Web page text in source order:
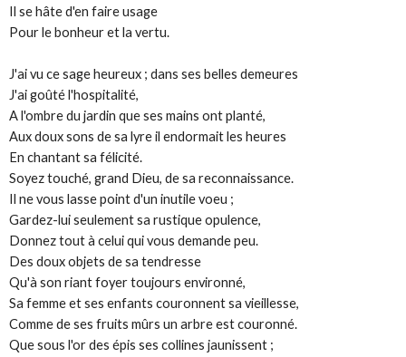
Il se hâte d'en faire usage
Pour le bonheur et la vertu.
J'ai vu ce sage heureux ; dans ses belles demeures
J'ai goûté l'hospitalité,
A l'ombre du jardin que ses mains ont planté,
Aux doux sons de sa lyre il endormait les heures
En chantant sa félicité.
Soyez touché, grand Dieu, de sa reconnaissance.
Il ne vous lasse point d'un inutile voeu ;
Gardez-lui seulement sa rustique opulence,
Donnez tout à celui qui vous demande peu.
Des doux objets de sa tendresse
Qu'à son riant foyer toujours environné,
Sa femme et ses enfants couronnent sa vieillesse,
Comme de ses fruits mûrs un arbre est couronné.
Que sous l'or des épis ses collines jaunissent ;